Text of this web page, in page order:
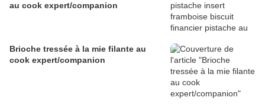
au cook expert/companion
Brioche tressée à la mie filante au
cook expert/companion